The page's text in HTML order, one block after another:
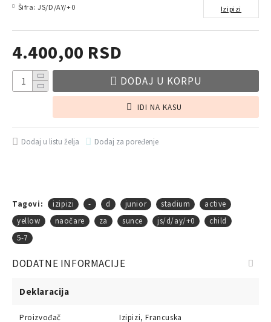
4.400,00 RSD
Šifra: JS/D/AY/+0 Izipizi
DODAJ U KORPU
IDI NA KASU
Dodaj u listu želja Dodaj za poređenje
Tagovi: izipizi - d junior stadium
active
yellow
naočare za sunce js/d/ay/+0
child
5-7
DODATNE INFORMACIJE
Deklaracija
Proizvođač Izipizi, Francuska